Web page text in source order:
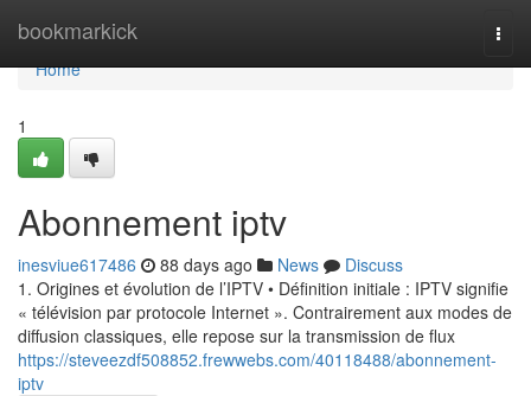
bookmarkick
Home
Home
1
Abonnement iptv
inesviue617486 88 days ago News
Discuss
1. Origines et évolution de l’IPTV • Définition initiale : IPTV signifie
« télévision par protocole Internet ». Contrairement aux modes de
diffusion classiques, elle repose sur la transmission de flux
https://steveezdf508852.frewwebs.com/40118488/abonnement-
iptv